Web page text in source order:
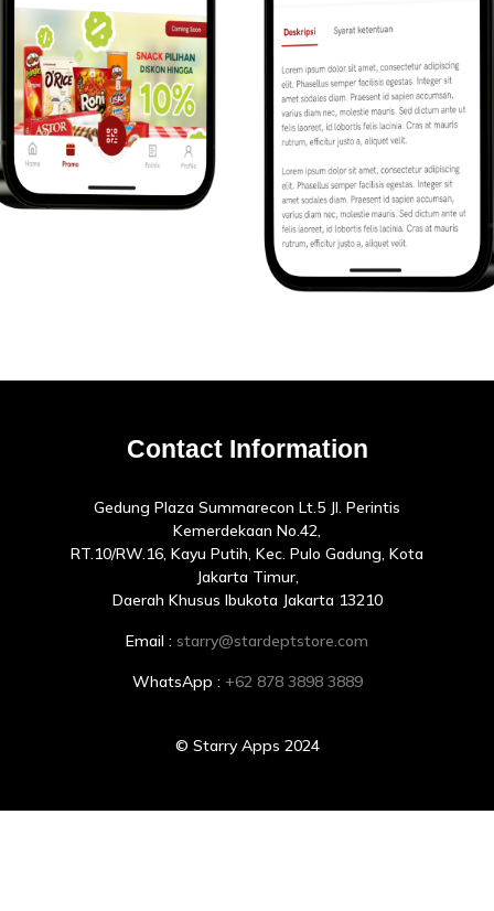
Contact Information
Gedung Plaza Summarecon Lt.5 Jl. Perintis
Kemerdekaan No.42,
RT.10/RW.16, Kayu Putih, Kec. Pulo Gadung, Kota
Jakarta Timur,
Daerah Khusus Ibukota Jakarta 13210
Email : starry@stardeptstore.com
WhatsApp : +62 878 3898 3889
© Starry Apps 2024